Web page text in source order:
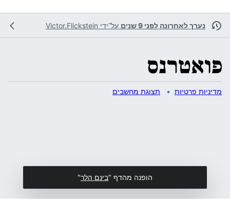
נערך לאחרונה לפני 9 שנים על־ידי Victor.Flickstein
מדיניות פרטיות תצוגת מחשבים
הופנה מהדף "בינם הלר"